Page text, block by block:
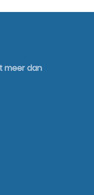
meer dan